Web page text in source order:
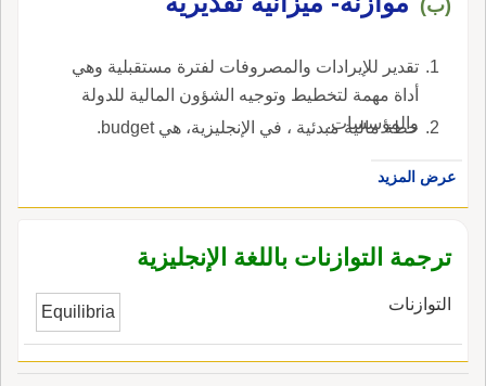
(ب)
تقدير للإيرادات والمصروفات لفترة مستقبلية وهي
أداة مهمة لتخطيط وتوجيه الشؤون المالية للدولة
والمؤسسات.
خطة مالية مبدئية ، في الإنجليزية، هي budget.
عرض المزيد
ترجمة التوازنات باللغة الإنجليزية
التوازنات Equilibria